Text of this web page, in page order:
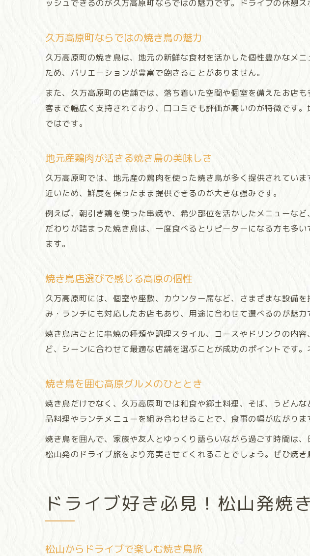
外食先選びに迷
焼き鳥マニ
ッシュできるのが久万高原町ならではの魅力です。ドライブの休憩
久万高原町ならではの焼き鳥の魅力
久万高原町の焼き鳥は、地元の新鮮な食材を活かした個性豊かなメ
ため、バリエーションが豊富で飽きることがありません。
また、久万高原町の店舗では、落ち着いた空間や個室を備えたお店
客まで幅広く支持されており、口コミでも評価が高いのが特徴です
ではです。
地元産鶏肉が活きる焼き鳥の美味しさ
久万高原町では、地元産の鶏肉を使った焼き鳥が多く提供されてい
近いため、鮮度を保ったまま提供できるのが大きな強みです。
例えば、朝引き鶏を使った串焼や、希少部位を活かしたメニューな
だわりが詰まった焼き鳥は、一度食べるとリピーターになる方も多
ます。
焼き鳥店選びで感じる高原の個性
久万高原町には、個室や座敷、カウンター席など、さまざまな設備
み・ランチにも対応したお店もあり、用途に合わせて選べるのが魅力
焼き鳥店ごとに串焼の種類や調理スタイル、コースやドリンクの内
ど、シーンに合わせて最適な店舗を選ぶことが成功のポイントです
焼き鳥を囲む高原グルメのひととき
焼き鳥だけでなく、久万高原町では和食や郷土料理、そば、うどん
品料理やランチメニューを組み合わせることで、食事の幅が広がりま
焼き鳥を囲んで、家族や友人とゆっくり語らいながら過ごす時間は
松山発のドライブ旅をより充実させてくれることでしょう。ぜひ焼
ドライブ好き必見！松山発焼
松山からドライブで楽しむ焼き鳥旅